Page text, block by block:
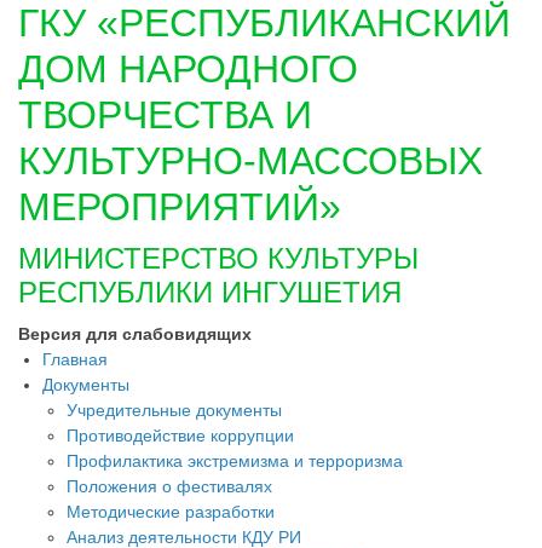
ГКУ «РЕСПУБЛИКАНСКИЙ
ДОМ НАРОДНОГО
ТВОРЧЕСТВА И
КУЛЬТУРНО-МАССОВЫХ
МЕРОПРИЯТИЙ»
МИНИСТЕРСТВО КУЛЬТУРЫ
РЕСПУБЛИКИ ИНГУШЕТИЯ
Версия для слабовидящих
Главная
Документы
Учредительные документы
Противодействие коррупции
Профилактика экстремизма и терроризма
Положения о фестивалях
Методические разработки
Анализ деятельности КДУ РИ